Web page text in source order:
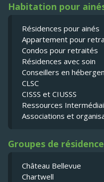
Habitation pour
Résidences pour ainés
Appartement pour
Condos pour retraités
Résidences avec soin
Conseillers en
CLSC
CISSS et CIUSSS
Ressources
Associations et
Groupes de
Château Bellevue
Chartwell